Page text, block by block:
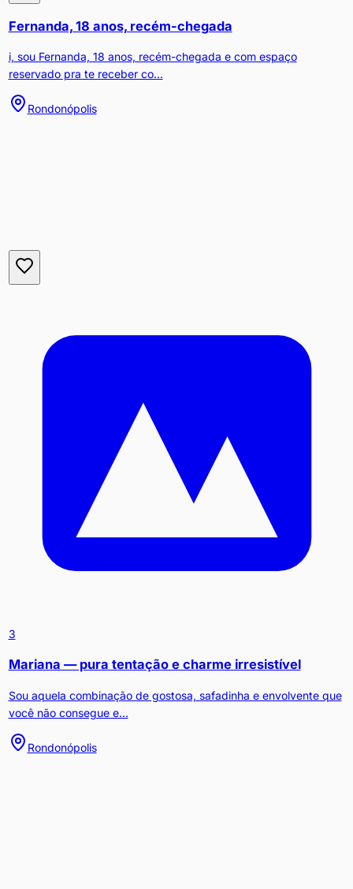
Fernanda, 18 anos, recém-chegada
i, sou Fernanda, 18 anos, recém-chegada e com espaço
reservado pra te receber co...
Rondonópolis
3
Mariana — pura tentação e charme irresistível
Sou aquela combinação de gostosa, safadinha e envolvente que
você não consegue e...
Rondonópolis